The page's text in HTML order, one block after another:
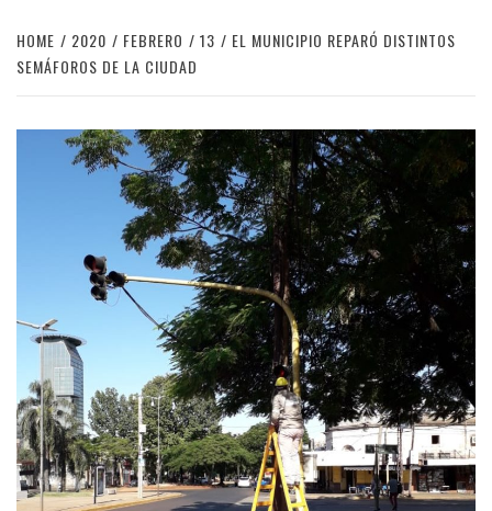
HOME 2020 FEBRERO 13
EL MUNICIPIO REPARÓ DISTINTOS
SEMÁFOROS DE LA CIUDAD